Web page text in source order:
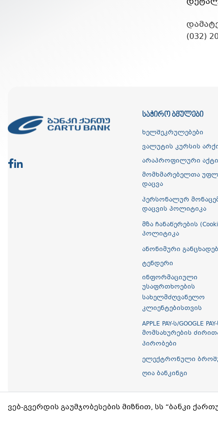
ვებ-გვერდის გაუმჯობესების მიზნით, სს “ბანკი
(032)
ᲡᲐᲭᲘᲠᲝ ᲑᲛᲣᲚᲔᲑᲘ
ხელშეკრულებები
ვალუტის კურსის
არაპროფილური
მომხმარებელთა
დაცვა
პერსონალურ
დაცვის პოლიტიკა
მზა ჩანაწერების
პოლიტიკა
ანონიმური
ტენდერი
ინფორმაციული
უსაფრთხოების
სახელმძღვანელო
კლიენტებისთვის
APPLE PAY-ს/GOOGLE
მომსახურების
პირობები
ელექტრონული
ღია ბანკინგი